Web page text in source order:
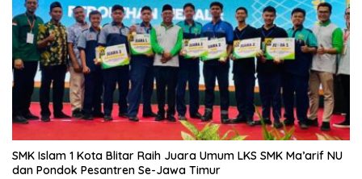
SMK Islam 1 Kota Blitar Raih Juara Umum LKS SMK Ma’arif NU
dan Pondok Pesantren Se-Jawa Timur